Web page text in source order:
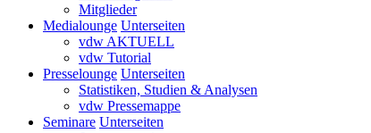
Mitglieder
Medialounge Unterseiten
vdw AKTUELL
vdw Tutorial
Presselounge Unterseiten
Statistiken, Studien & Analysen
vdw Pressemappe
Seminare Unterseiten